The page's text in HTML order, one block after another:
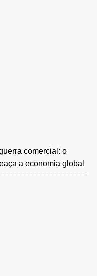
comercial: o
a economia global